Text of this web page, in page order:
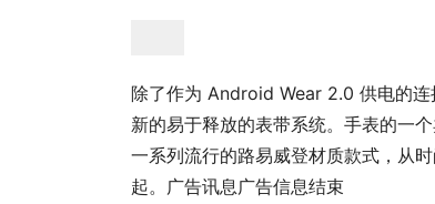
除了作为 Android Wear 2.0 供电的
新的易于释放的表带系统。手表的一
一系列流行的路易威登材质款式，从
起。广告讯息广告信息结束